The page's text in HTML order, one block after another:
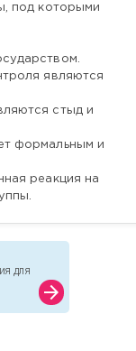
под которыми
являются
стыд и
формальным и
реакция на
для
arrow_forward